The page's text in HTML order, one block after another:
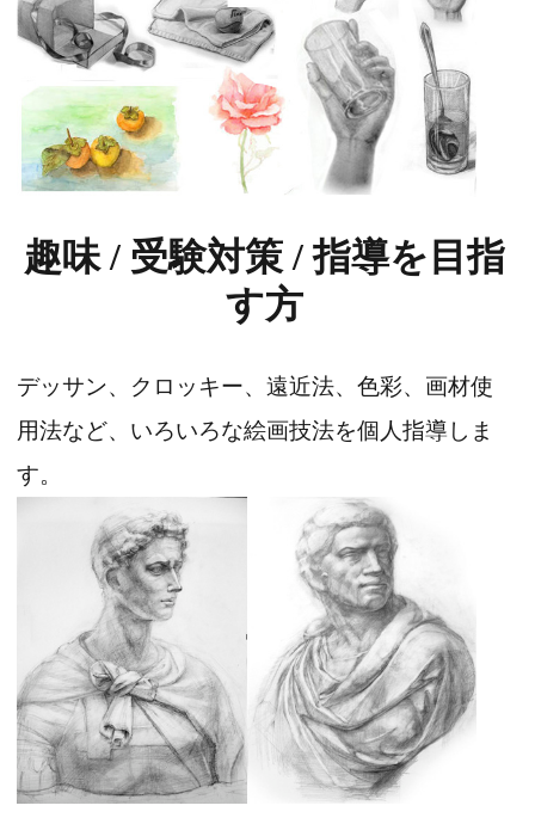
趣味 / 受験対策 / 指導を目指
す方
デッサン、クロッキー、遠近法、色彩、画材使
用法など、いろいろな絵画技法を個人指導しま
す。